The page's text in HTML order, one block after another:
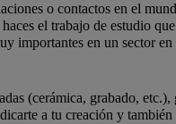
o contactos en el
el trabajo de estudio
importantes en un sector
(cerámica, grabado,
a tu creación y